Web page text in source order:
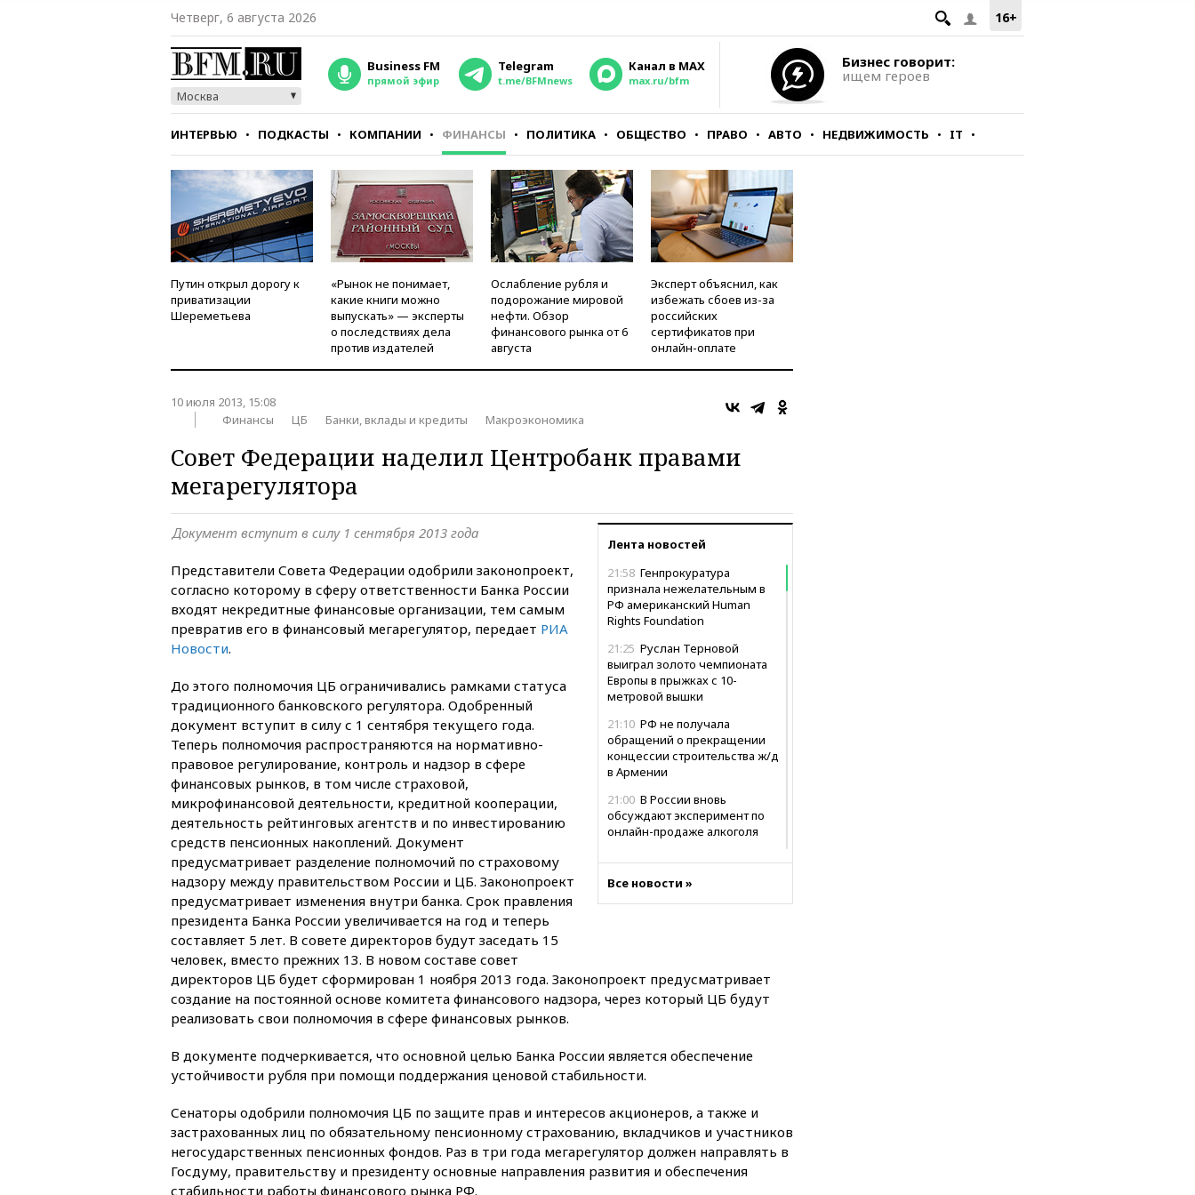
16+
Четверг, 6 августа 2026
Москва
Business FM
прямой эфир
Telegram
t.me/BFMnews
Канал в MAX
max.ru/bfm
Бизнес говорит:
ищем героев
ИНТЕРВЬЮ ПОДКАСТЫ КОМПАНИИ ФИНАНСЫ ПОЛИТИКА ОБЩЕСТВО ПРАВО АВТО НЕДВИЖИМОСТЬ IT
СТИЛЬ ТЕСТЫ
Путин открыл дорогу к
приватизации
Шереметьева
«Рынок не понимает,
какие книги можно
выпускать» — эксперты
о последствиях дела
против издателей
Ослабление рубля и
подорожание мировой
нефти. Обзор
финансового рынка от 6
августа
Эксперт объяснил, как
избежать сбоев из-за
российских
сертификатов при
онлайн-оплате
10 июля 2013, 15:08
Финансы
ЦБ Банки, вклады и кредиты Макроэкономика
Совет Федерации наделил Центробанк правами
мегарегулятора
Лента новостей
21:58 Генпрокуратура
признала нежелательным в
РФ американский Human
Rights Foundation
21:25 Руслан Терновой
выиграл золото чемпионата
Европы в прыжках с 10-
метровой вышки
21:10 РФ не получала
обращений о прекращении
концессии строительства ж/д
в Армении
21:00 В России вновь
обсуждают эксперимент по
онлайн-продаже алкоголя
посещать Армению
20:27 Ямпольская призвала
оптимизировать олимпиады
для поступления в вузы
оплачивать защиту дорог от
посетит Сербию с
официальным визитом
19:58 В Госдуму будет внесен
законопроект об отмене ЕГЭ
Все новости »
Документ вступит в силу 1 сентября 2013 года
Представители Совета Федерации одобрили законопроект,
согласно которому в сферу ответственности Банка России
входят некредитные финансовые организации, тем самым
превратив его в финансовый мегарегулятор, передает РИА
Новости.
До этого полномочия ЦБ ограничивались рамками статуса
традиционного банковского регулятора. Одобренный
документ вступит в силу с 1 сентября текущего года.
Теперь полномочия распространяются на нормативно-
правовое регулирование, контроль и надзор в сфере
финансовых рынков, в том числе страховой,
микрофинансовой деятельности, кредитной кооперации,
деятельность рейтинговых агентств и по инвестированию
средств пенсионных накоплений. Документ
предусматривает разделение полномочий по страховому
надзору между правительством России и ЦБ. Законопроект
предусматривает изменения внутри банка. Срок правления
президента Банка России увеличивается на год и теперь
составляет 5 лет. В совете директоров будут заседать 15
человек, вместо прежних 13. В новом составе совет
директоров ЦБ будет сформирован 1 ноября 2013 года. Законопроект предусматривает
создание на постоянной основе комитета финансового надзора, через который ЦБ будут
реализовать свои полномочия в сфере финансовых рынков.
В документе подчеркивается, что основной целью Банка России является обеспечение
устойчивости рубля при помощи поддержания ценовой стабильности.
Сенаторы одобрили полномочия ЦБ по защите прав и интересов акционеров, а также и
застрахованных лиц по обязательному пенсионному страхованию, вкладчиков и участников
негосударственных пенсионных фондов. Раз в три года мегарегулятор должен направлять в
Госдуму, правительству и президенту основные направления развития и обеспечения
стабильности работы финансового рынка РФ.